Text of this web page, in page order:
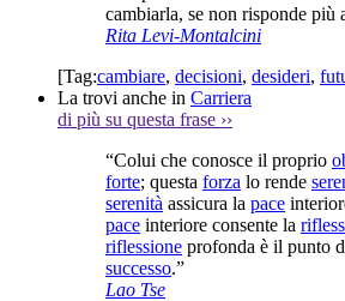
cambiarla, se non risponde più
Rita Levi-Montalcini
[Tag:cambiare, decisioni, desideri,
La trovi anche in Carriera
di più su questa frase ››
“Colui che conosce il proprio
forte; questa forza lo rende
serenità assicura la pace
pace interiore consente la
riflessione profonda è il punto
successo.”
Lao Tse